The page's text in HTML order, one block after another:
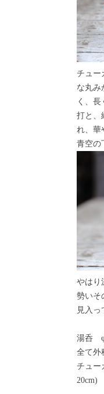
チュー
な丸み
く、
打と、
れ、華
青空の
やはり
勢いそ
見入っ
湯呑
全て外
チュー
20cm)